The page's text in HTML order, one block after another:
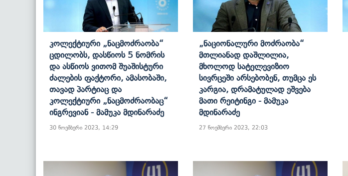
Კოლექტიური „ნაცმოძრაობა“
Ცდილობს, Დასწიოს 5 Ნომრის
Და Ასწიოს Ვითომ Შუაშისტური
Ძალების Ფაქტორი, Ამასობაში,
Თავად Პარტიაც Და
Კოლექტიური „ნაცმოძრაობაც“
Ინგრევიან - Მამუკა Მდინარაძე
30 ნოემბერი 2023, 14:29
„ნაციონალური Მოძრაობა“
Მთლიანად Დაშლილია,
Მხოლოდ Სატელევიზიო
Სივრცეში Არსებობენ, Თუმცა Ეს
Კარგია, Დრამატულად Ეშვება
Მათი Რეიტინგი - Მამუკა
Მდინარაძე
27 ნოემბერი 2023, 22:03